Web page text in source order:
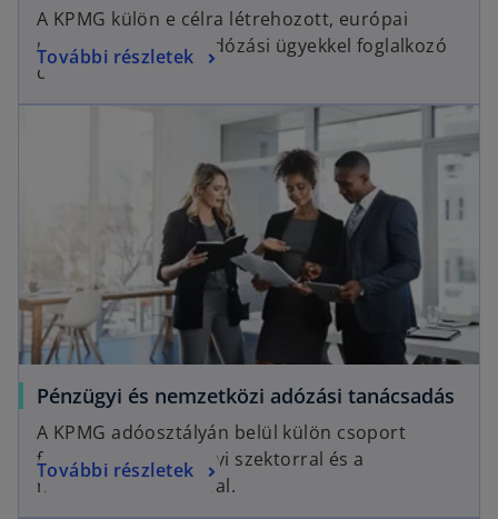
A KPMG külön e célra létrehozott, európai
uniós és közvetett adózási ügyekkel foglalkozó
csoportja.
További részletek
Pénzügyi és nemzetközi adózási tanácsadás
A KPMG adóosztályán belül külön csoport
foglalkozik a pénzügyi szektorral és a
nemzetközi adózással.
További részletek